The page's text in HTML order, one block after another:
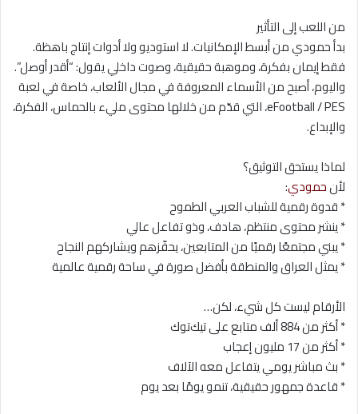
من اللعب إلى التأثير
بدأ حمودي من أبسط الإمكانيات. لا استوديو ولا أدوات إنتاج باهظة.
فقط إيمان بفكرة، وموهبة حقيقية، وصوت داخلي يقول: “أقدر أوصل”.
واليوم، أصبح من الأسماء المعروفة في مجال الألعاب، خاصة في لعبة
eFootball / PES، التي قدّم من خلالها محتوى مليء بالحماس، الفكرة،
والإبداع.
لماذا يستحق التوثيق؟
لأنحمودي:
* قدوة رقمية للشباب العربي الطموح
* ينشر محتوى منتظم، هادف، وذو تفاعل عالي
* يبني مجتمعًا رقميًا من المتابعين، يحفّزهم ويشاركهم النجاح
* يمثل العراق والمنطقة بأفضل صورة في ساحة رقمية عالمية
الأرقام ليست كل شيء، لكن…
* أكثر من 884 ألف متابع على تيك‌توك
* أكثر من 17 مليون إعجاب
* بث مباشر يومي يتفاعل معه الآلاف
* قاعدة جمهور حقيقية، تنمو يومًا بعد يوم